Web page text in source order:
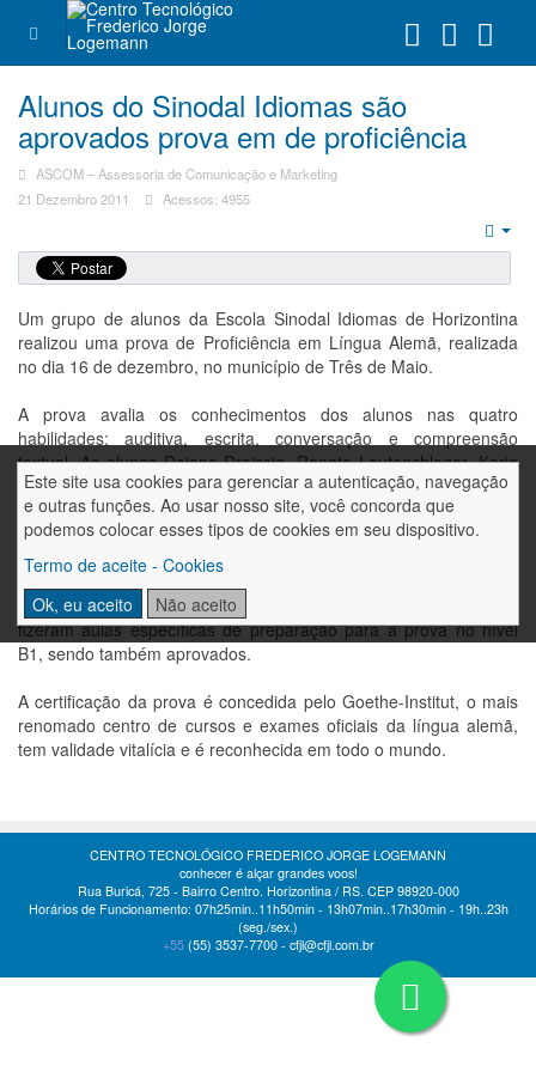
Este site usa cookies para gerenciar a autenticação, navegação
e outras funções. Ao usar nosso site, você concorda que
podemos colocar esses tipos de cookies em seu dispositivo.
Termo de aceite - Cookies
Ok, eu aceito
Não aceito
Alunos do Sinodal Idiomas são
aprovados prova em de proficiência
ASCOM – Assessoria de Comunicação e Marketing
21 Dezembro 2011
Acessos: 4955
Um grupo de alunos da Escola Sinodal Idiomas de Horizontina
realizou uma prova de Proficiência em Língua Alemã, realizada
no dia 16 de dezembro, no município de Três de Maio.
A prova avalia os conhecimentos dos alunos nas quatro
habilidades: auditiva, escrita, conversação e compreensão
textual. As alunas Daiana Dreissig, Renata Lautenchleger, Karin
Cristine Lautenschleger e Laura Tatiane Lautenschleger
realizaram o teste do nível A1 e foram todas aprovadas com
conceito máximo.
Alessandra Liebert, Patricia Taís Christmann e Daniele Dressel
fizeram aulas específicas de preparação para a prova no nível
B1, sendo também aprovados.
A certificação da prova é concedida pelo Goethe-Institut, o mais
renomado centro de cursos e exames oficiais da língua alemã,
tem validade vitalícia e é reconhecida em todo o mundo.
CENTRO TECNOLÓGICO FREDERICO JORGE LOGEMANN
conhecer é alçar grandes voos!
Rua Buricá, 725 - Bairro Centro. Horizontina / RS. CEP 98920-000
Horários de Funcionamento: 07h25min..11h50min - 13h07min..17h30min - 19h..23h
(seg./sex.)
+55 (55) 3537-7700 - cfjl@cfjl.com.br